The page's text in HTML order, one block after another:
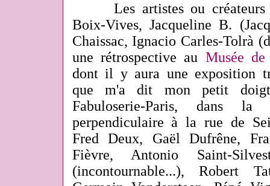
Les artistes ou créateurs
Boix-Vives, Jacqueline B.
Chaissac, Ignacio Carles-Tolrà
une rétrospective au Musée
dont il y aura une exposition
que m'a dit mon petit
Fabuloserie-Paris, dans
perpendiculaire à la rue de
Fred Deux, Gaël Dufrêne,
Fièvre, Antonio Saint-
(incontournable...), Robert